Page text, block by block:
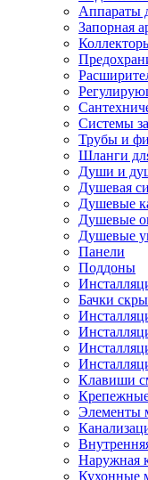
Аппараты
Запорная
Системы
Трубы и
Шланги
Души и
Душевая
Душевые
Душевые
Душевые
Панели
Поддоны
Бачки
Клавиши
Элементы
Наружная
Кухонные